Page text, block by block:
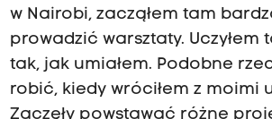
w Nairobi, zacząłem tam
prowadzić warsztaty. Uczyłem
tak, jak umiałem. Podobne
robić, kiedy wróciłem z moimi
Zaczęły powstawać różne